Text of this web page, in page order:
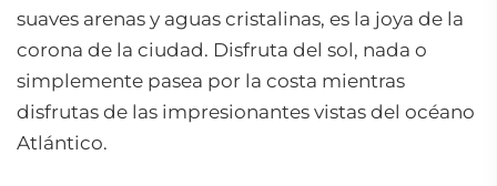
suaves arenas y aguas cristalinas, es la joya de la
corona de la ciudad. Disfruta del sol, nada o
simplemente pasea por la costa mientras
disfrutas de las impresionantes vistas del océano
Atlántico.